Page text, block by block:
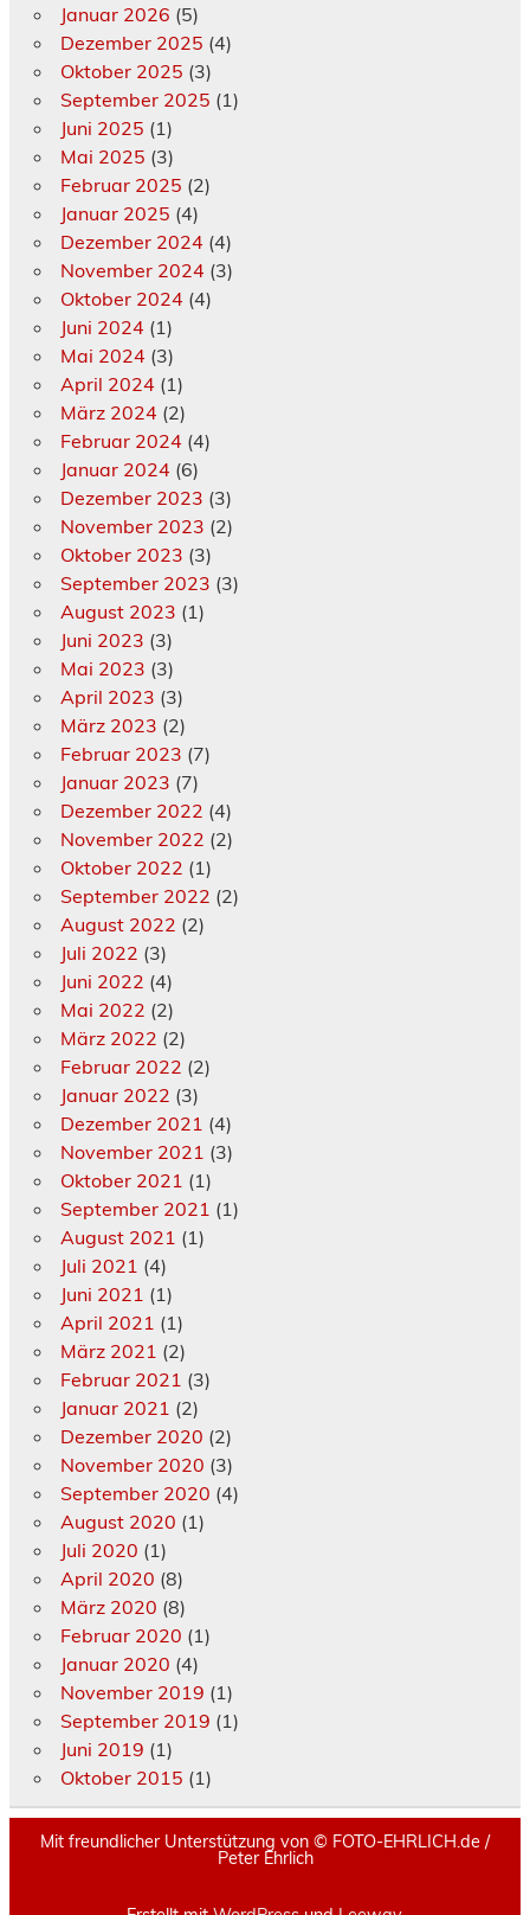
Januar 2026 (5)
Dezember 2025 (4)
Oktober 2025 (3)
September 2025 (1)
Juni 2025 (1)
Mai 2025 (3)
Februar 2025 (2)
Januar 2025 (4)
Dezember 2024 (4)
November 2024 (3)
Oktober 2024 (4)
Juni 2024 (1)
Mai 2024 (3)
April 2024 (1)
März 2024 (2)
Februar 2024 (4)
Januar 2024 (6)
Dezember 2023 (3)
November 2023 (2)
Oktober 2023 (3)
September 2023 (3)
August 2023 (1)
Juni 2023 (3)
Mai 2023 (3)
April 2023 (3)
März 2023 (2)
Februar 2023 (7)
Januar 2023 (7)
Dezember 2022 (4)
November 2022 (2)
Oktober 2022 (1)
September 2022 (2)
August 2022 (2)
Juli 2022 (3)
Juni 2022 (4)
Mai 2022 (2)
März 2022 (2)
Februar 2022 (2)
Januar 2022 (3)
Dezember 2021 (4)
November 2021 (3)
Oktober 2021 (1)
September 2021 (1)
August 2021 (1)
Juli 2021 (4)
Juni 2021 (1)
April 2021 (1)
März 2021 (2)
Februar 2021 (3)
Januar 2021 (2)
Dezember 2020 (2)
November 2020 (3)
September 2020 (4)
August 2020 (1)
Juli 2020 (1)
April 2020 (8)
März 2020 (8)
Februar 2020 (1)
Januar 2020 (4)
November 2019 (1)
September 2019 (1)
Juni 2019 (1)
Oktober 2015 (1)
Mit freundlicher Unterstützung von ©️ FOTO-EHRLICH.de /
Peter Ehrlich